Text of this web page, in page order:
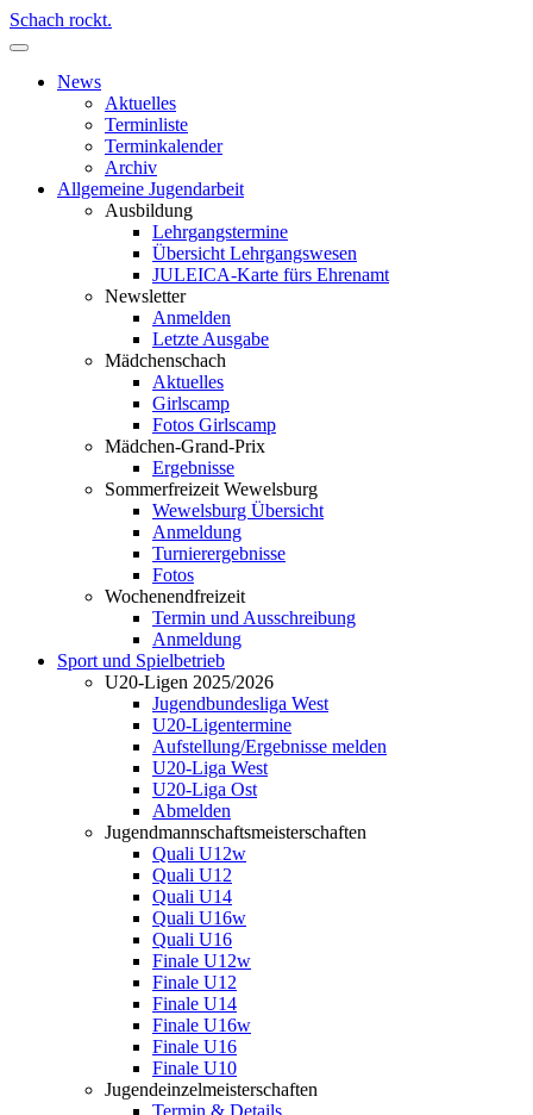
Schach rockt.
News
Aktuelles
Terminliste
Terminkalender
Archiv
Allgemeine Jugendarbeit
Ausbildung
Lehrgangstermine
Übersicht Lehrgangswesen
JULEICA-Karte fürs Ehrenamt
Newsletter
Anmelden
Letzte Ausgabe
Mädchenschach
Aktuelles
Girlscamp
Fotos Girlscamp
Mädchen-Grand-Prix
Ergebnisse
Sommerfreizeit Wewelsburg
Wewelsburg Übersicht
Anmeldung
Turnierergebnisse
Fotos
Wochenendfreizeit
Termin und Ausschreibung
Anmeldung
Sport und Spielbetrieb
U20-Ligen 2025/2026
Jugendbundesliga West
U20-Ligentermine
Aufstellung/Ergebnisse melden
U20-Liga West
U20-Liga Ost
Abmelden
Jugendmannschaftsmeisterschaften
Quali U12w
Quali U12
Quali U14
Quali U16w
Quali U16
Finale U12w
Finale U12
Finale U14
Finale U16w
Finale U16
Finale U10
Jugendeinzelmeisterschaften
Termin & Details